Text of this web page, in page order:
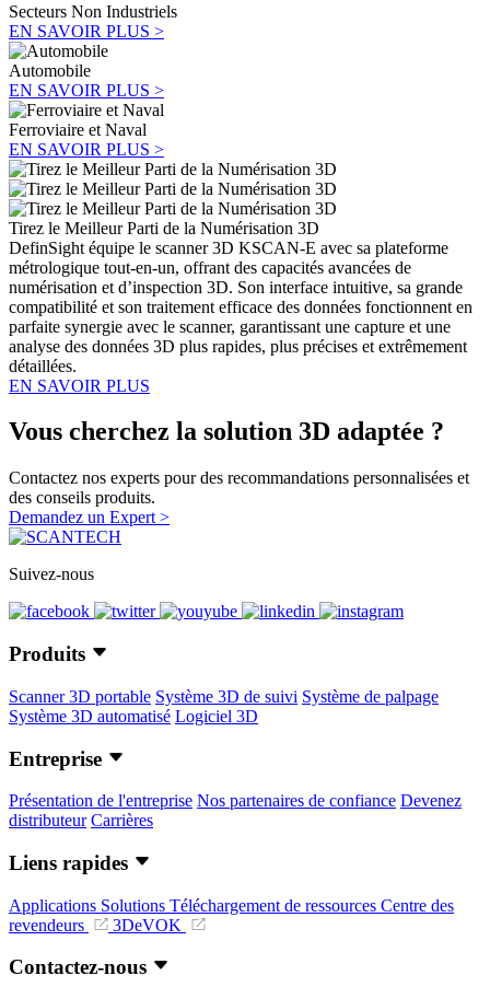
Secteurs Non Industriels
EN SAVOIR PLUS >
Automobile
EN SAVOIR PLUS >
Ferroviaire et Naval
EN SAVOIR PLUS >
Tirez le Meilleur Parti de la Numérisation 3D
DefinSight équipe le scanner 3D KSCAN-E avec sa plateforme
métrologique tout-en-un, offrant des capacités avancées de
numérisation et d’inspection 3D. Son interface intuitive, sa grande
compatibilité et son traitement efficace des données fonctionnent en
parfaite synergie avec le scanner, garantissant une capture et une
analyse des données 3D plus rapides, plus précises et extrêmement
détaillées.
EN SAVOIR PLUS
Vous cherchez la solution 3D adaptée ?
Contactez nos experts pour des recommandations personnalisées et
des conseils produits.
Demandez un Expert >
Suivez-nous
Produits
Scanner 3D portable Système 3D de suivi Système de palpage
Système 3D automatisé Logiciel 3D
Entreprise
Présentation de l'entreprise Nos partenaires de confiance Devenez
distributeur Carrières
Liens rapides
Applications Solutions Téléchargement de ressources Centre des
revendeurs
3DeVOK
Contactez-nous